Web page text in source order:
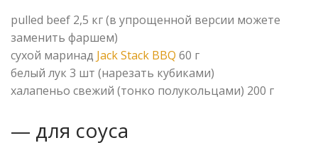
pulled beef 2,5 кг (в упрощенной версии можете
заменить фаршем)
сухой маринад Jack Stack BBQ 60 г
белый лук 3 шт (нарезать кубиками)
халапеньо свежий (тонко полукольцами) 200 г
— для соуса